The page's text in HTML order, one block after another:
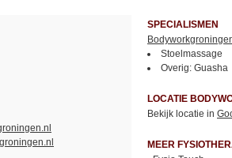
SPECIALISMEN
Stoelmassage
Overig: Guasha
LOCATIE
Bekijk locatie in
MEER